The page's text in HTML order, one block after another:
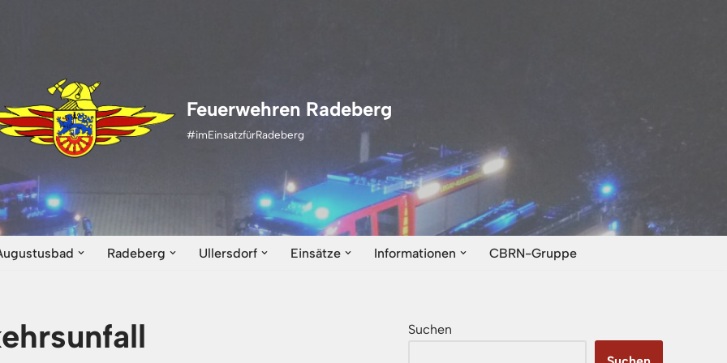
Feuerwehren Radeberg
#imEinsatzfürRadeberg
Radeberg Ullersdorf Einsätze Informationen CBRN-Gruppe
Suchen